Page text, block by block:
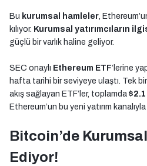
Bu kurumsal hamleler,
kılıyor. Kurumsal yatırımcıların
güçlü bir varlık haline geliyor.
SEC onaylı Ethereum ETF’lerine
hafta tarihi bir seviyeye ulaştı. Tek
akış sağlayan ETF’ler, toplamda
Ethereum’un bu yeni yatırım
Bitcoin’de
Ediyor!